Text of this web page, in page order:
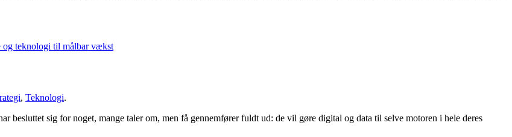
, Teknologi.
besluttet sig for noget, mange taler om, men få gennemfører fuldt ud: de vil gøre digital og data til selve motoren i hele deres